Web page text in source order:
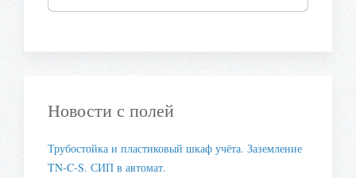
Новости с полей
Трубостойка и пластиковый шкаф учёта. Заземление
TN-C-S. СИП в автомат.